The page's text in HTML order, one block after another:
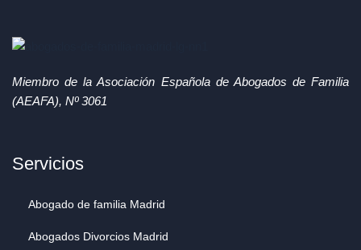
Miembro de la Asociación Española de Abogados de Familia
(AEAFA), Nº 3061
Servicios
Abogado de familia Madrid
Abogados Divorcios Madrid